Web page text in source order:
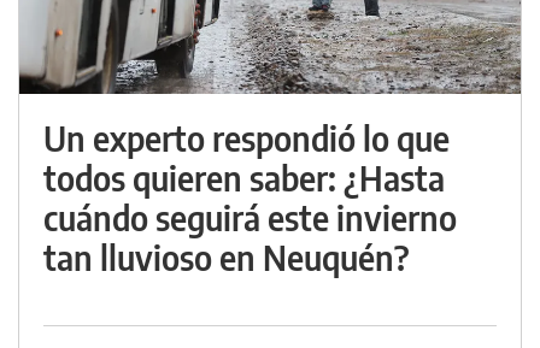
Un experto respondió lo que
todos quieren saber: ¿Hasta
cuándo seguirá este invierno
tan lluvioso en Neuquén?